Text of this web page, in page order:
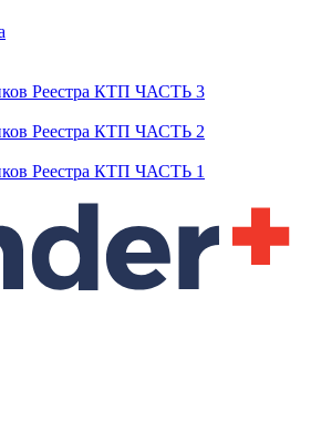
Реестра КТП ЧАСТЬ 3
Реестра КТП ЧАСТЬ 2
Реестра КТП ЧАСТЬ 1